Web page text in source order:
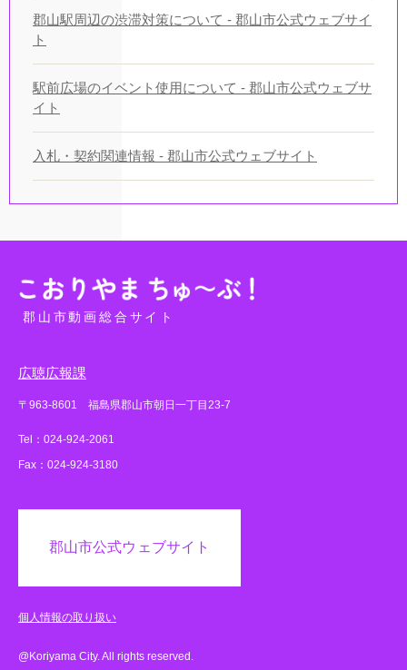
郡山駅周辺の渋滞対策について - 郡山市公式ウェブサイ
ト
駅前広場のイベント使用について - 郡山市公式ウェブサ
イト
入札・契約関連情報 - 郡山市公式ウェブサイト
郡山市動画総合サイト
広聴広報課
〒963-8601 福島県郡山市朝日一丁目23-7
Tel：024-924-2061
Fax：024-924-3180
郡山市公式ウェブサイト
個人情報の取り扱い
@Koriyama City. All rights reserved.